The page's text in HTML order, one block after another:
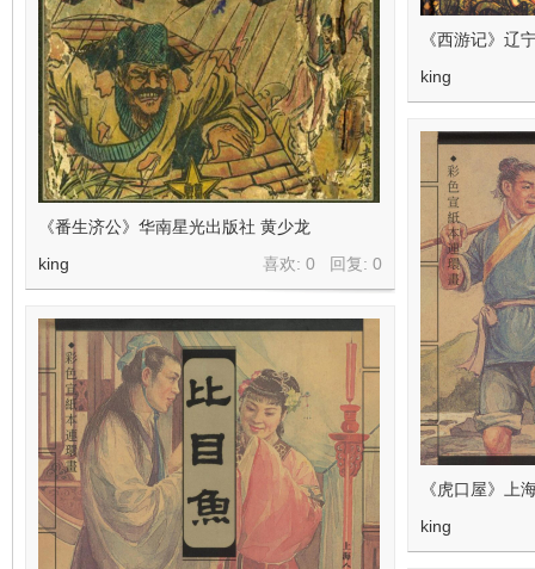
《西游记》辽
king
《番生济公》华南星光出版社 黄少龙
喜欢: 0 回复: 0
king
《虎口屋》上
king